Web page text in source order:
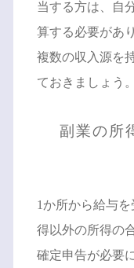
当する方は、自
算する必要があ
複数の収入源を
ておきましょう。
副業の所
1か所から給与
得以外の所得の
確定申告が必要